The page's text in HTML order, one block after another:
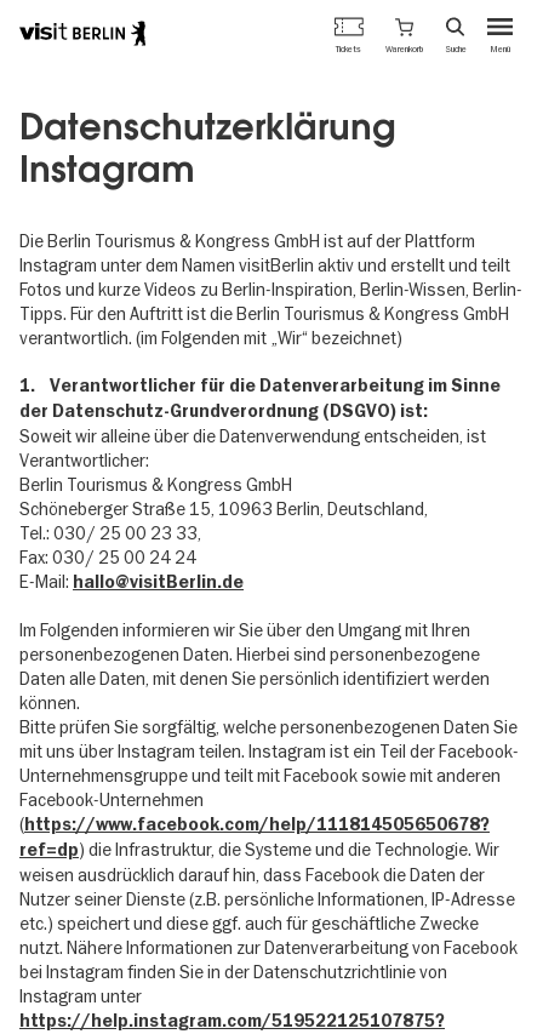
Inhalt
Berlins
Menü
Tickets Warenkorb Suche
Datenschutzerklärung
Instagram
Die Berlin Tourismus & Kongress GmbH ist auf der Plattform
Instagram unter dem Namen visitBerlin aktiv und erstellt und teilt
Fotos und kurze Videos zu Berlin-Inspiration, Berlin-Wissen, Berlin-
Tipps. Für den Auftritt ist die Berlin Tourismus & Kongress GmbH
verantwortlich. (im Folgenden mit „Wir“ bezeichnet)
1. Verantwortlicher für die Datenverarbeitung im Sinne
der Datenschutz-Grundverordnung (DSGVO) ist:
Soweit wir alleine über die Datenverwendung entscheiden, ist
Verantwortlicher:
Berlin Tourismus & Kongress GmbH
Schöneberger Straße 15, 10963 Berlin, Deutschland,
Tel.: 030/ 25 00 23 33,
Fax: 030/ 25 00 24 24
E-Mail: hallo@visitBerlin.de
Im Folgenden informieren wir Sie über den Umgang mit Ihren
personenbezogenen Daten. Hierbei sind personenbezogene
Daten alle Daten, mit denen Sie persönlich identifiziert werden
können.
Bitte prüfen Sie sorgfältig, welche personenbezogenen Daten Sie
mit uns über Instagram teilen. Instagram ist ein Teil der Facebook-
Unternehmensgruppe und teilt mit Facebook sowie mit anderen
Facebook-Unternehmen
(https://www.facebook.com/help/111814505650678?
ref=dp) die Infrastruktur, die Systeme und die Technologie. Wir
weisen ausdrücklich darauf hin, dass Facebook die Daten der
Nutzer seiner Dienste (z.B. persönliche Informationen, IP-Adresse
etc.) speichert und diese ggf. auch für geschäftliche Zwecke
nutzt. Nähere Informationen zur Datenverarbeitung von Facebook
bei Instagram finden Sie in der Datenschutzrichtlinie von
Instagram unter
https://help.instagram.com/519522125107875?